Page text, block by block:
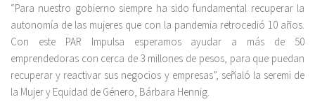
“Para nuestro gobierno siempre ha sido fundamental recuperar la
autonomía de las mujeres que con la pandemia retrocedió 10 años.
Con este PAR Impulsa esperamos ayudar a más de 50
emprendedoras con cerca de 3 millones de pesos, para que puedan
recuperar y reactivar sus negocios y empresas”, señaló la seremi de
la Mujer y Equidad de Género, Bárbara Hennig.